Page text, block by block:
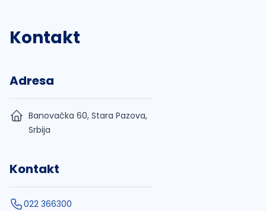
Kontakt
Adresa
Banovačka 60, Stara Pazova,
Srbija
Kontakt
022 366300